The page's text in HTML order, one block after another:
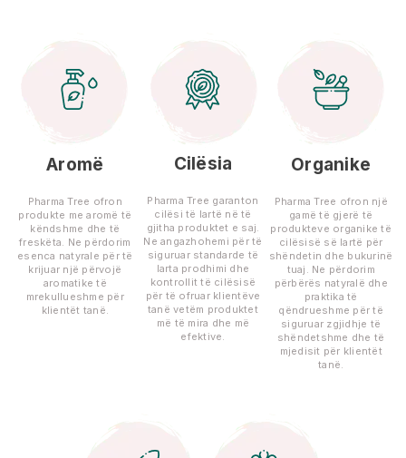
Aromë
Pharma Tree ofron
produkte me aromë të
këndshme dhe të
freskëta. Ne përdorim
esenca natyrale për të
krijuar një përvojë
aromatike të
mrekullueshme për
klientët tanë.
Cilësia
Pharma Tree garanton
cilësi të lartë në të
gjitha produktet e saj.
Ne angazhohemi për të
siguruar standarde të
larta prodhimi dhe
kontrollit të cilësisë
për të ofruar klientëve
tanë vetëm produktet
më të mira dhe më
efektive.
Organike
Pharma Tree ofron një
gamë të gjerë të
produkteve organike të
cilësisë së lartë për
shëndetin dhe bukurinë
tuaj. Ne përdorim
përbërës natyralë dhe
praktika të
qëndrueshme për të
siguruar zgjidhje të
shëndetshme dhe të
mjedisit për klientët
tanë.